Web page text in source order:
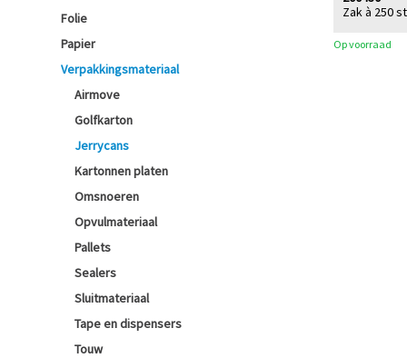
Folie
Papier
Verpakkingsmateriaal
Airmove
Golfkarton
Jerrycans
Kartonnen platen
Omsnoeren
Opvulmateriaal
Pallets
Sealers
Sluitmateriaal
Tape en dispensers
Touw
Zak à 250
Op voorraad